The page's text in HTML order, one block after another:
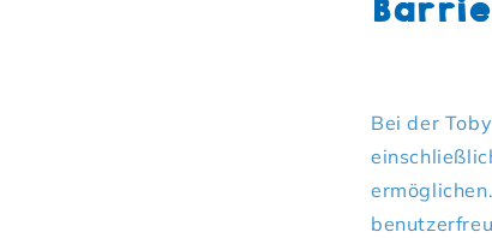
Bei der